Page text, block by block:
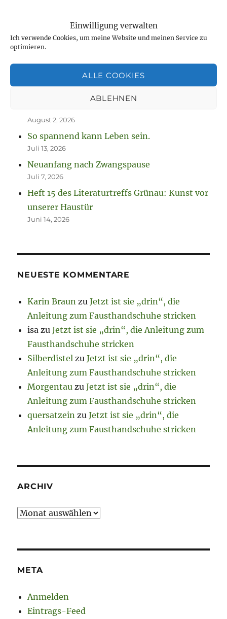
Einwilligung verwalten
Ich verwende Cookies, um meine Website und meinen Service zu
optimieren.
ALLE COOKIES
ABLEHNEN
NEUESTE BEITRÄGE
Jetzt ist sie „drin“, die Anleitung zum
Fausthandschuhe stricken
August 2, 2026
So spannend kann Leben sein.
Juli 13, 2026
Neuanfang nach Zwangspause
Juli 7, 2026
Heft 15 des Literaturtreffs Grünau: Kunst vor
unserer Haustür
Juni 14, 2026
NEUESTE KOMMENTARE
Karin Braun zuJetzt ist sie „drin“, die
Anleitung zum Fausthandschuhe stricken
isa zuJetzt ist sie „drin“, die Anleitung zum
Fausthandschuhe stricken
Silberdistel zuJetzt ist sie „drin“, die
Anleitung zum Fausthandschuhe stricken
Morgentau zuJetzt ist sie „drin“, die
Anleitung zum Fausthandschuhe stricken
quersatzein zuJetzt ist sie „drin“, die
Anleitung zum Fausthandschuhe stricken
ARCHIV
Archiv
META
Anmelden
Eintrags-Feed